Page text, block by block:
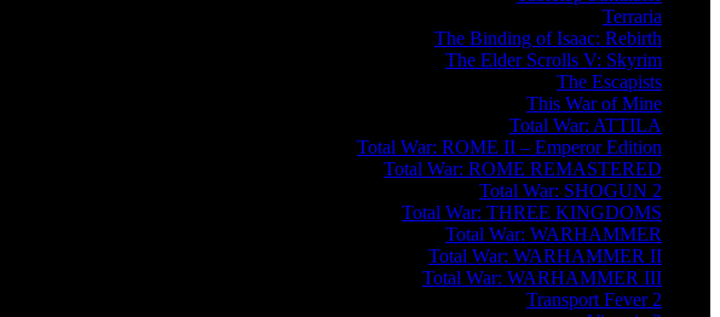
Terraria
The Binding of Isaac: Rebirth
The Elder Scrolls V: Skyrim
The Escapists
This War of Mine
Total War: ATTILA
Total War: ROME II – Emperor Edition
Total War: ROME REMASTERED
Total War: SHOGUN 2
Total War: THREE KINGDOMS
Total War: WARHAMMER
Total War: WARHAMMER II
Total War: WARHAMMER III
Transport Fever 2